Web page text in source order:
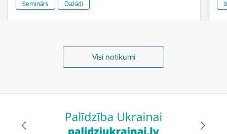
Seminārs Dažādi
Visi notikumi